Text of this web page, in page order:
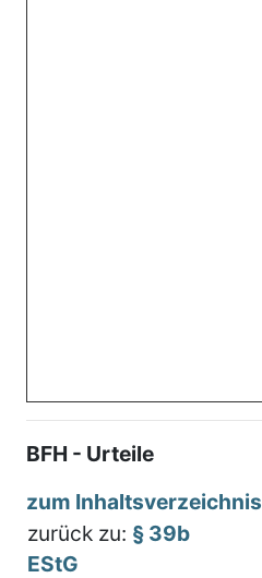
BFH - Urteile
zum Inhaltsverzeichnis
zurück zu: § 39b
EStG